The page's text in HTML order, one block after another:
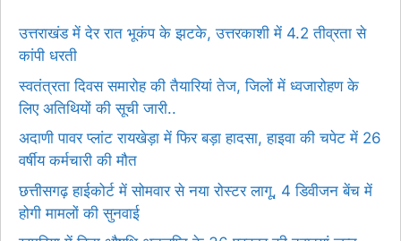
उत्तराखंड में देर रात भूकंप के झटके, उत्तरकाशी में 4.2 तीव्रता से
कांपी धरती
स्वतंत्रता दिवस समारोह की तैयारियां तेज, जिलों में ध्वजारोहण के
लिए अतिथियों की सूची जारी..
अदाणी पावर प्लांट रायखेड़ा में फिर बड़ा हादसा, हाइवा की चपेट में 26
वर्षीय कर्मचारी की मौत
छत्तीसगढ़ हाईकोर्ट में सोमवार से नया रोस्टर लागू, 4 डिवीजन बेंच में
होगी मामलों की सुनवाई